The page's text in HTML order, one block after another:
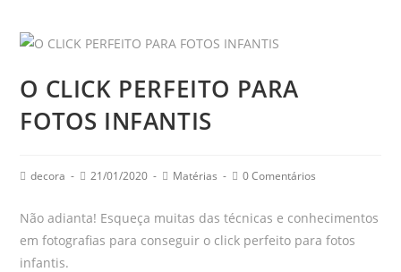
O CLICK PERFEITO PARA
FOTOS INFANTIS
decora 21/01/2020 Matérias 0 Comentários
Não adianta! Esqueça muitas das técnicas e conhecimentos
em fotografias para conseguir o click perfeito para fotos
infantis.